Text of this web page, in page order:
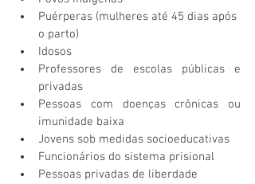
Puérperas (mulheres até 45 dias após
o parto)
Idosos
Professores de escolas públicas e
privadas
Pessoas com doenças crônicas ou
imunidade baixa
Jovens sob medidas socioeducativas
Funcionários do sistema prisional
Pessoas privadas de liberdade